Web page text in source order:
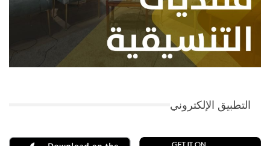
التطبيق الإلكتروني